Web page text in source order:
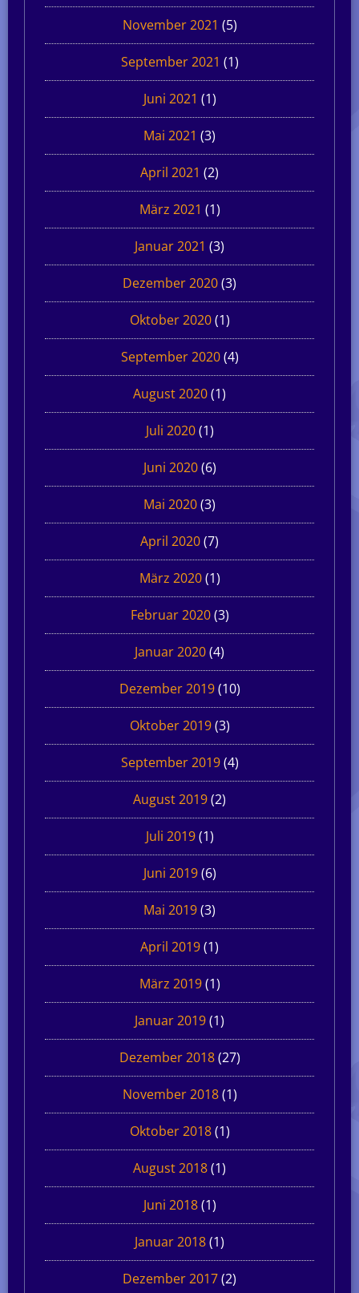
November 2021 (5)
September 2021 (1)
Juni 2021 (1)
Mai 2021 (3)
April 2021 (2)
März 2021 (1)
Januar 2021 (3)
Dezember 2020(3)
Oktober 2020(1)
September 2020(4)
August 2020(1)
Juli 2020(1)
Juni 2020(6)
Mai 2020(3)
April 2020(7)
März 2020(1)
Februar 2020(3)
Januar 2020(4)
Dezember 2019(10)
Oktober 2019(3)
September 2019(4)
August 2019(2)
Juli 2019(1)
Juni 2019(6)
Mai 2019(3)
April 2019(1)
März 2019(1)
Januar 2019(1)
Dezember 2018(27)
November 2018(1)
Oktober 2018(1)
August 2018(1)
Juni 2018(1)
Januar 2018(1)
Dezember 2017(2)